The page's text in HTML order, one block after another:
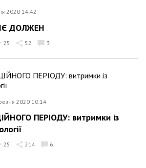
2020 14:42
ДОЛЖЕН
25 52 3
2020 10:14
ПЕРІОДУ: витримки із
25 214 6